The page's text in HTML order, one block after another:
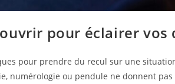
pour éclairer vos
pour prendre du recul sur une
numérologie ou pendule ne donnent